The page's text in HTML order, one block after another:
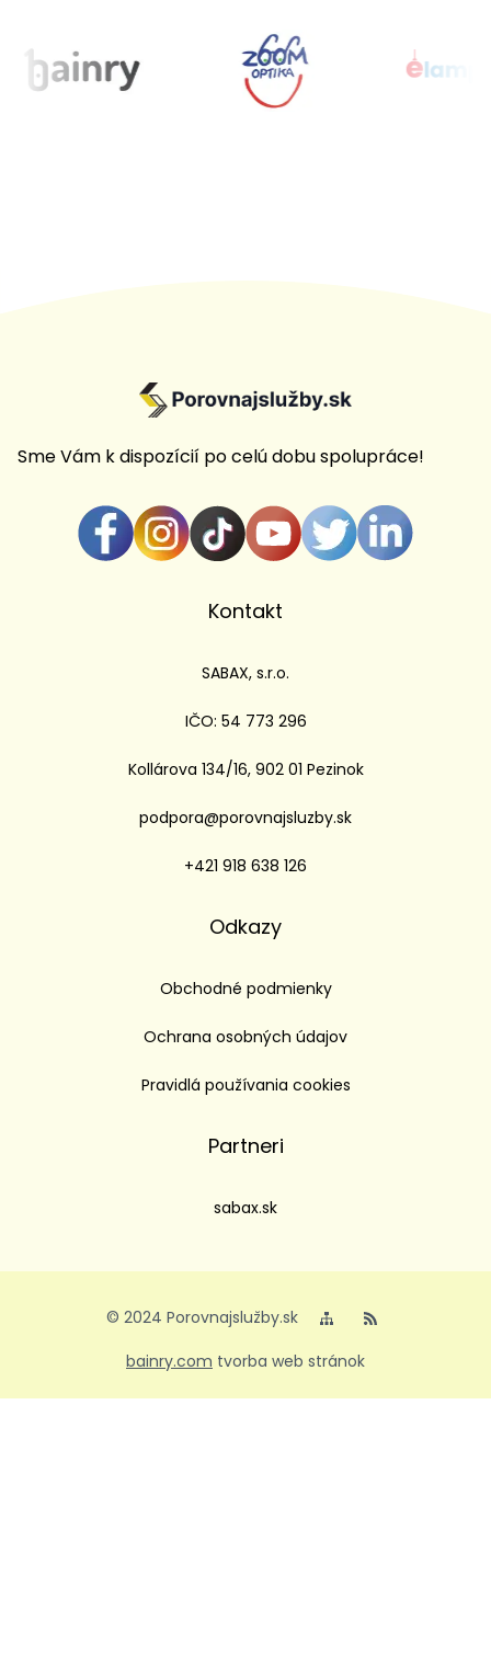
Sme Vám k dispozícií po celú dobu spolupráce!
Kontakt
SABAX, s.r.o.
IČO: 54 773 296
Kollárova 134/16, 902 01 Pezinok
podpora@porovnajsluzby.sk
+421 918 638 126
Odkazy
Obchodné podmienky
Ochrana osobných údajov
Pravidlá používania cookies
Partneri
sabax.sk
© 2024 Porovnajslužby.sk
bainry.com tvorba web stránok